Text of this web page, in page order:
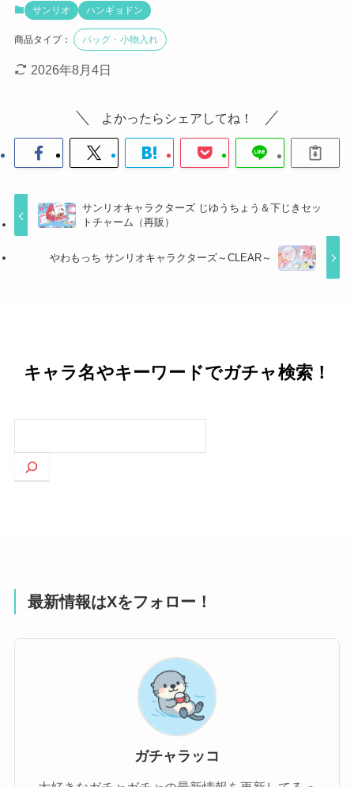
サンリオ ハンギョドン
商品タイプ： バッグ・小物入れ
2026年8月4日
よかったらシェアしてね！
サンリオキャラクターズ じゆうちょう＆下じきセッ
トチャーム（再販）
やわもっち サンリオキャラクターズ～CLEAR～
キャラ名やキーワードでガチャ検索！
索
最新情報はXをフォロー！
ガチャラッコ